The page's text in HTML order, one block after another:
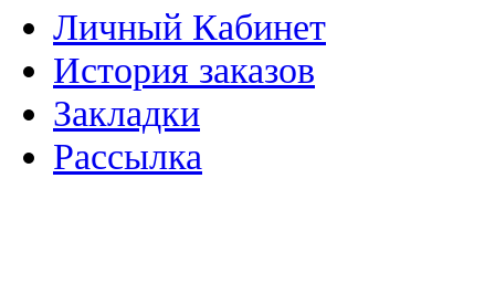
Личный Кабинет
История заказов
Закладки
Рассылка